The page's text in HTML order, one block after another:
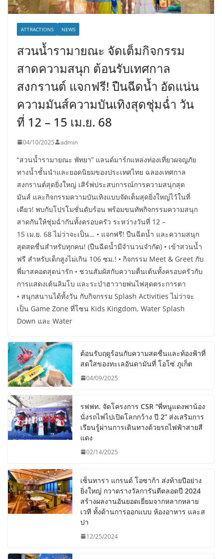
ATTRACTIONS NEWS
สวนน้ำรามายณะ จัดเต็มกิจกรรม
สาดความสนุก ต้อนรับเทศกาล
สงกรานต์ แจกฟรี! ปืนฉีดน้ำ อัดแน่น
ความมันส์ความบันเทิงสุดชุ่มฉ่ำ วัน
ที่ 12 – 15 เม.ย. 68
04/10/2025 admin
“สวนน้ำรามายณะ พัทยา” แลนด์มาร์กแหล่งท่องเที่ยวผจญภัย
ทางน้ำชั้นนำและยอดนิยมของประเทศไทย ฉลองเทศกาล
สงกรานต์สุดยิ่งใหญ่ เสิร์ฟประสบการณ์การความสนุกสุด
มันส์ และกิจกรรมความบันเทิงแบบจัดเต็มสุดยิ่งใหญ่ไว้ในที่
เดียว! พบกับโปรโมชั่นดับร้อน พร้อมขนทัพกิจกรรมความสนุก
สาดกันให้ชุ่มฉ่ำกันทั้งครอบครัว ระหว่างวันที่ 12 –
15 เม.ย. 68 ไม่ว่าจะเป็น… • แจกฟรี! ปืนฉีดน้ำ และความสนุก
สุดสดชื่นสำหรับทุกคน! (ปืนฉีดน้ำมีจำนวนจำกัด) • เข้าสวนน้ำ
ฟรี สำหรับเด็กสูงไม่เกิน 106 ซม.! • กิจกรรม Meet & Greet กับ
พี่มาสคอตสุดน่ารัก • ชวนสัมผัสกับความตื่นเต้นทั้งครอบครัวกับ
การแสดงเต้นลิมโบ และระบำฮาวายพ่นไฟสุดตระการตา
• สนุกสนานได้ทั้งวัน กับกิจกรรม Splash Activities ไม่ว่าจะ
เป็น Game Zone ที่โซน Kids Kingdom, Water Splash
Down และ Water
ต้อนรับฤดูร้อนกับความสดชื่นและท้องฟ้าที่
สดใสของทะเลอันดามันที่ โอโซ่ ภูเก็ต
04/09/2025
รฟฟท. จัดโครงการ CSR “พี่หนูแดงพาน้อง
นั่งรถไฟไปเปิดโลกกว้าง ปี 2” ส่งเสริมการ
เรียนรู้ผ่านการเดินทางด้วยรถไฟฟ้าสายสี
แดง
02/14/2025
เซ็นทารา แกรนด์ โอซาก้า ส่งท้ายปีอย่าง
ยิ่งใหญ่ กวาดรางวัลการันตีตลอดปี 2024
สร้างผลงานอันยอดเยี่ยมจากหลากหลาย
เวที ทั้งด้านการออกแบบ ห้องอาหาร และส
ปา
12/25/2024